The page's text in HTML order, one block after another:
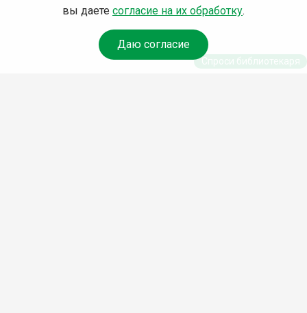
вы даете согласие на их обработку.
Даю согласие
Спроси библиотекаря